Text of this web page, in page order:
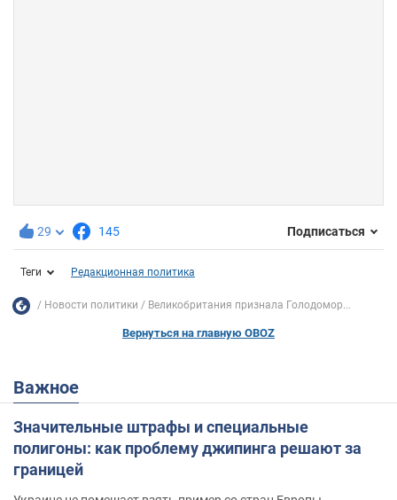
29 145 Подписаться
Теги Редакционная политика
Новости политики Великобритания признала Голодомор...
Вернуться на главную OBOZ
Важное
Значительные штрафы и специальные
полигоны: как проблему джипинга решают за
границей